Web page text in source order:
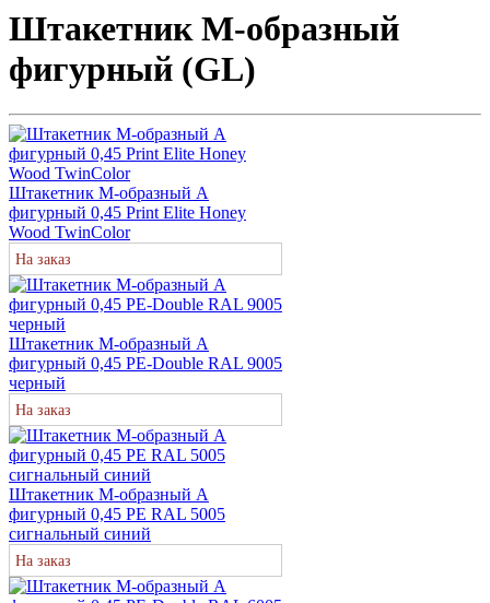
Штакетник М-образный
фигурный (GL)
Штакетник М-образный А
фигурный 0,45 Print Elite Honey
Wood TwinColor
На заказ
Штакетник М-образный А
фигурный 0,45 PE-Double RAL 9005
черный
На заказ
Штакетник М-образный А
фигурный 0,45 PE RAL 5005
сигнальный синий
На заказ